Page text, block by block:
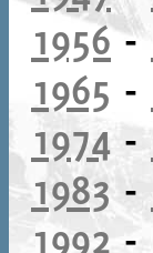
1956-
1965 -
1974 -
1983-
1992 -